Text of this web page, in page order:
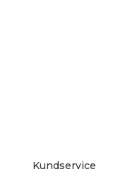
Kundservice